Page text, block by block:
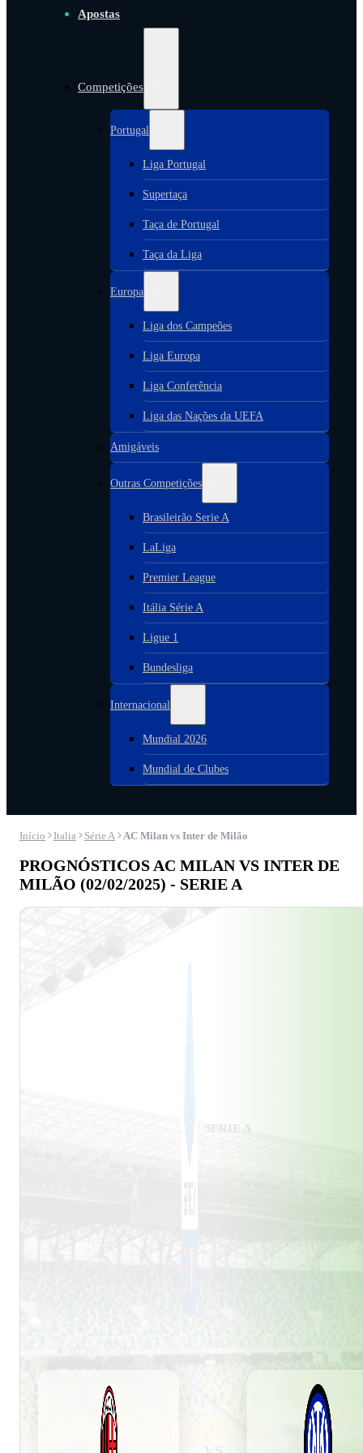
Apostas
Competições
Portugal
Liga Portugal
Supertaça
Taça de Portugal
Taça da Liga
Europa
Liga dos Campeões
Liga Europa
Liga Conferência
Liga das Nações da UEFA
Amigáveis
Outras Competições
Brasileirão Serie A
LaLiga
Premier League
Itália Série A
Ligue 1
Bundesliga
Internacional
Mundial 2026
Mundial de Clubes
Início Italia Série A AC Milan vs Inter de Milão
PROGNÓSTICOS AC MILAN VS INTER DE
MILÃO (02/02/2025) - SERIE A
SERIE A